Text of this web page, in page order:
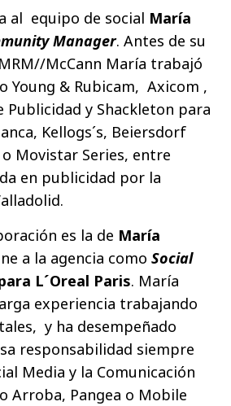
al equipo de social María
Manager. Antes de su
McCann María trabajó
Young & Rubicam, Axicom ,
Publicidad y Shackleton para
Kellogs´s, Beiersdorf
o Movistar Series, entre
en publicidad por la
es la de María
a la agencia como Social
L´Oreal Paris. María
experiencia trabajando
y ha desempeñado
responsabilidad siempre
Media y la Comunicación
Arroba, Pangea o Mobile